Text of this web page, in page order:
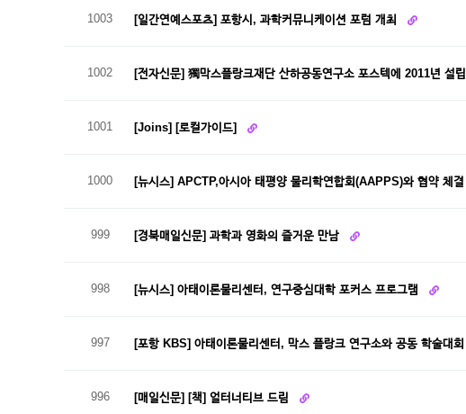
1003 [일간연예스포츠] 포항시, 과학커뮤니케이션 포럼 개최
1002 [전자신문] 獨막스플랑크재단 산하공동연구소 포스텍에 2011년 설립
1001 [Joins] [로컬가이드]
1000 [뉴시스] APCTP,아시아 태평양 물리학연합회(AAPPS)와 협약 체결
999 [경북매일신문] 과학과 영화의 즐거운 만남
998 [뉴시스] 아태이론물리센터, 연구중심대학 포커스 프로그램
997 [포항 KBS] 아태이론물리센터, 막스 플랑크 연구소와 공동 학술대회
996 [매일신문] [책] 얼터너티브 드림